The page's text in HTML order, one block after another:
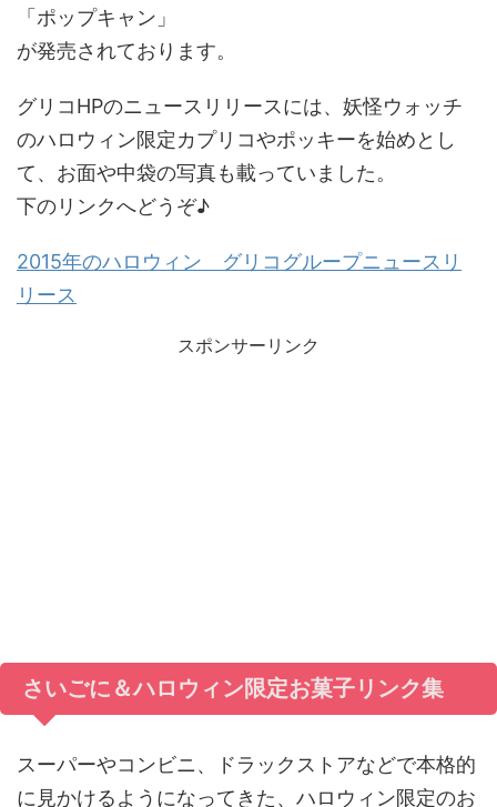
「ポップキャン」
が発売されております。
グリコHPのニュースリリースには、妖怪ウォッチ
のハロウィン限定カプリコやポッキーを始めとし
て、お面や中袋の写真も載っていました。
下のリンクへどうぞ♪
2015年のハロウィン グリコグループニュースリ
リース
スポンサーリンク
さいごに＆ハロウィン限定お菓子リンク集
スーパーやコンビニ、ドラックストアなどで本格的
に見かけるようになってきた、ハロウィン限定のお